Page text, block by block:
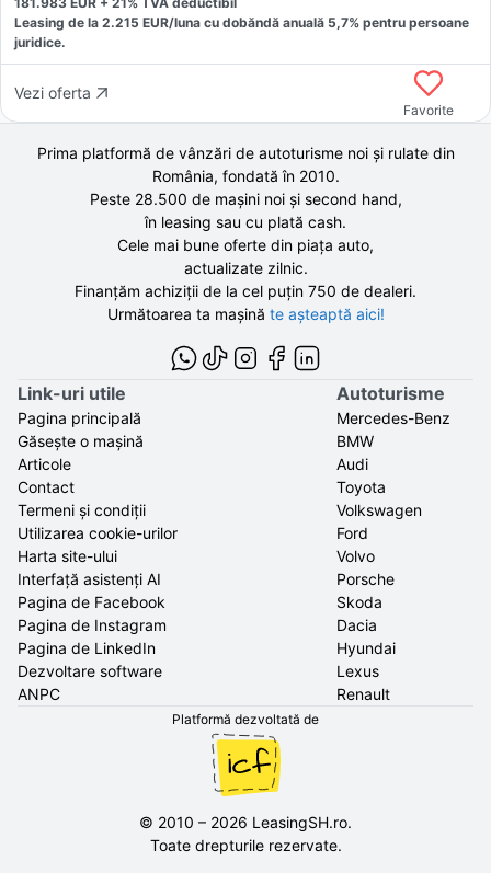
Leasing de la 2.215 EUR/luna cu dobăndă anuală 5,7% pentru persoane
juridice.
Vezi oferta
Favorite
Prima platformă de vânzări de autoturisme noi și rulate din
România, fondată în 2010.
Peste 28.500 demașini noi și second hand,
în leasing sau cu plată cash.
Cele mai bune oferte din piața auto,
actualizate zilnic.
Finanțăm achiziții de la cel puțin 750 de dealeri.
Următoarea ta mașină te așteaptă aici!
Link-uri utile
Pagina principală
Găsește o mașină
Articole
Contact
Termeni și condiții
Utilizarea cookie-urilor
Harta site-ului
Interfață asistenți AI
Pagina de Facebook
Pagina de Instagram
Pagina de LinkedIn
Dezvoltare software
ANPC
Autoturisme
Mercedes-Benz
BMW
Audi
Toyota
Volkswagen
Ford
Volvo
Porsche
Skoda
Dacia
Hyundai
Lexus
Renault
Platformă dezvoltată de
© 2010 – 2026 LeasingSH.ro.
Toate drepturile rezervate.